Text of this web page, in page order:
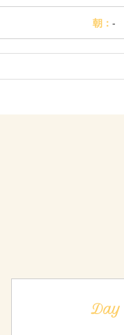
朝： -
Day